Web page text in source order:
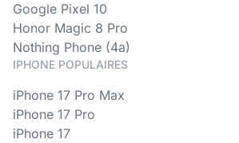
Google Pixel 10
Honor Magic 8 Pro
Nothing Phone (4a)
IPHONE POPULAIRES
iPhone 17 Pro Max
iPhone 17 Pro
iPhone 17